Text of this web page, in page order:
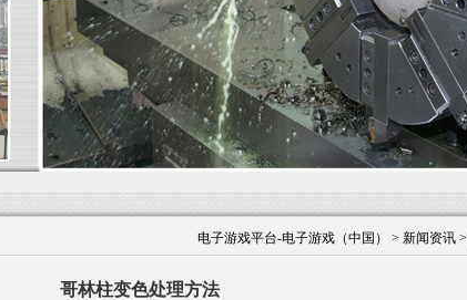
电子游戏平台-电子游戏（中国） > 新闻资讯 >
哥林柱变色处理方法